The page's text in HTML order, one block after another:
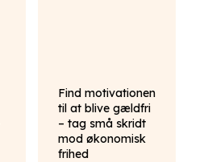
Find motivationen
til at blive gældfri
– tag små skridt
mod økonomisk
frihed